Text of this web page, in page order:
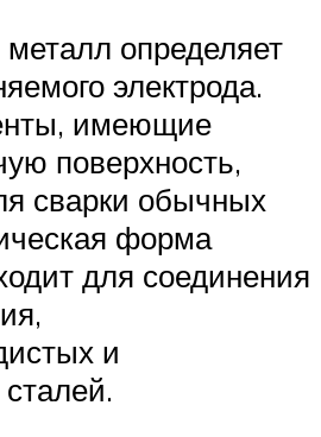
определяет
электрода.
имеющие
поверхность,
сварки обычных
форма
для соединения
и